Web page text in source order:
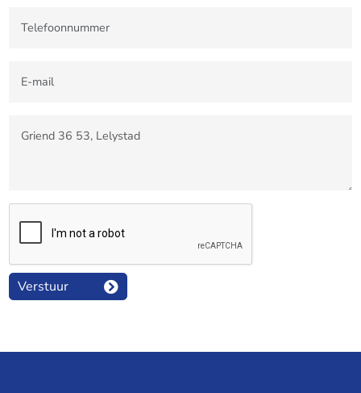
Verstuur